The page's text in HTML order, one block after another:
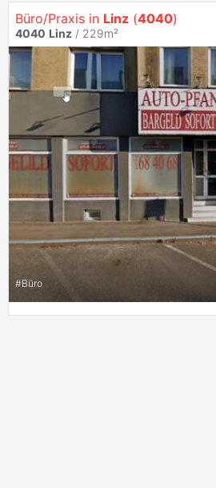
Büro/Praxis in Linz (4040)
4040 Linz / 229m²
#Büro